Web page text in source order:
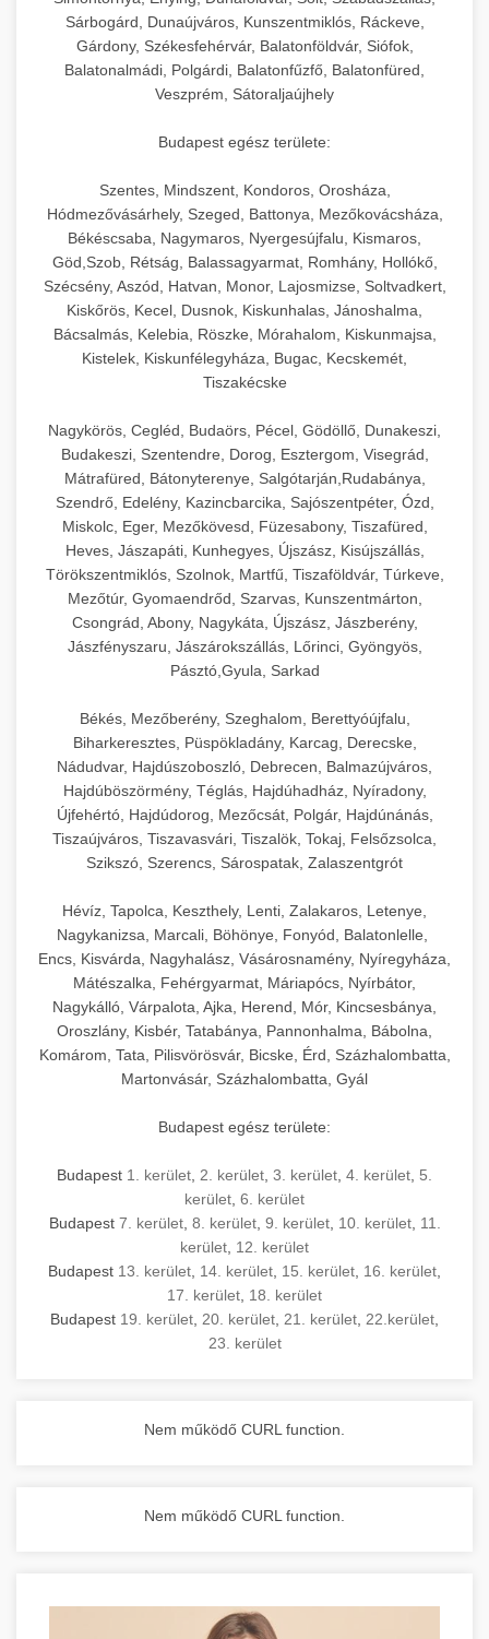
hőmérséklet-szabályozással.
chef-iparikonyhagepek.hu
kereskedelmi sütősütő
Professzionális hűtőegységek és hűtőkamrák
kereskedelmi konyhák számára.
Energiahatékony hűtési megoldások nagy
kapacitással.
chef-iparikonyhagepek.hu
kereskedelmi hűtőegység
💧 26. Ipari Mosogatógép +
Kereskedelmi mosogatóberendezések nagy
ciklusok fertőtlenítési képességekkel.
chef-iparikonyhagepek.hu
kereskedelmi mosogatógép
🧀 27. Ipari Sajtreszelő Gép
Ipari sajtreszelők és aprítógépek kereskedelmi
élelmiszer-előkészítéshez. Különböző reszelési
méretek különböző alkalmazásokhoz.
chef-iparikonyhagepek.hu
kereskedelmi sajtreszelő
🍳 28. Nagykonyhai
Berendezések
+
Teljes körű nagykonyhai berendezések és
professzionális vendéglátóipari kellékek.
Minden, ami szükséges éttermi és catering
műveletekhez.
chef-iparikonyhagepek.hu
kereskedelmi konyhai megoldások
Sárbogárd, Dunaújváros, Kunszentmiklós, Ráckeve,
Gárdony, Székesfehérvár, Balatonföldvár, Siófok,
Balatonalmádi, Polgárdi, Balatonfűzfő, Balatonfüred,
Veszprém, Sátoraljaújhely
Budapest egész területe:
Szentes, Mindszent, Kondoros, Orosháza,
Hódmezővásárhely, Szeged, Battonya, Mezőkovácsháza,
Békéscsaba, Nagymaros, Nyergesújfalu, Kismaros,
Göd,Szob, Rétság, Balassagyarmat, Romhány, Hollókő,
Szécsény, Aszód, Hatvan, Monor, Lajosmizse, Soltvadkert,
Kiskőrös, Kecel, Dusnok, Kiskunhalas, Jánoshalma,
Bácsalmás, Kelebia, Röszke, Mórahalom, Kiskunmajsa,
Kistelek, Kiskunfélegyháza, Bugac, Kecskemét,
Tiszakécske
Nagykörös, Cegléd, Budaörs, Pécel, Gödöllő, Dunakeszi,
Budakeszi, Szentendre, Dorog, Esztergom, Visegrád,
Mátrafüred, Bátonyterenye, Salgótarján,Rudabánya,
Szendrő, Edelény, Kazincbarcika, Sajószentpéter, Ózd,
Miskolc, Eger, Mezőkövesd, Füzesabony, Tiszafüred,
Heves, Jászapáti, Kunhegyes, Újszász, Kisújszállás,
Törökszentmiklós, Szolnok, Martfű, Tiszaföldvár, Túrkeve,
Mezőtúr, Gyomaendrőd, Szarvas, Kunszentmárton,
Csongrád, Abony, Nagykáta, Újszász, Jászberény,
Jászfényszaru, Jászárokszállás, Lőrinci, Gyöngyös,
Pásztó,Gyula, Sarkad
Békés, Mezőberény, Szeghalom, Berettyóújfalu,
Biharkeresztes, Püspökladány, Karcag, Derecske,
Nádudvar, Hajdúszoboszló, Debrecen, Balmazújváros,
Hajdúböszörmény, Téglás, Hajdúhadház, Nyíradony,
Újfehértó, Hajdúdorog, Mezőcsát, Polgár, Hajdúnánás,
Tiszaújváros, Tiszavasvári, Tiszalök, Tokaj, Felsőzsolca,
Szikszó, Szerencs, Sárospatak, Zalaszentgrót
Hévíz, Tapolca, Keszthely, Lenti, Zalakaros, Letenye,
Nagykanizsa, Marcali, Böhönye, Fonyód, Balatonlelle,
Encs, Kisvárda, Nagyhalász, Vásárosnamény, Nyíregyháza,
Mátészalka, Fehérgyarmat, Máriapócs, Nyírbátor,
Nagykálló, Várpalota, Ajka, Herend, Mór, Kincsesbánya,
Oroszlány, Kisbér, Tatabánya, Pannonhalma, Bábolna,
Komárom, Tata, Pilisvörösvár, Bicske, Érd, Százhalombatta,
Martonvásár, Százhalombatta, Gyál
Budapest egész területe:
Budapest 1. kerület 2. kerület 3. kerület 4. kerület 5.
kerület 6. kerület
Budapest 7. kerület, 8. kerület, 9. kerület, 10. kerület, 11.
kerület 12. kerület
Budapest 13. kerület 14. kerület 15. kerület 16. kerület
17. kerület 18. kerület
Budapest 19. kerület 20. kerület 21. kerület 22.kerület
23. kerület
Nem működő CURL function.
Nem működő CURL function.